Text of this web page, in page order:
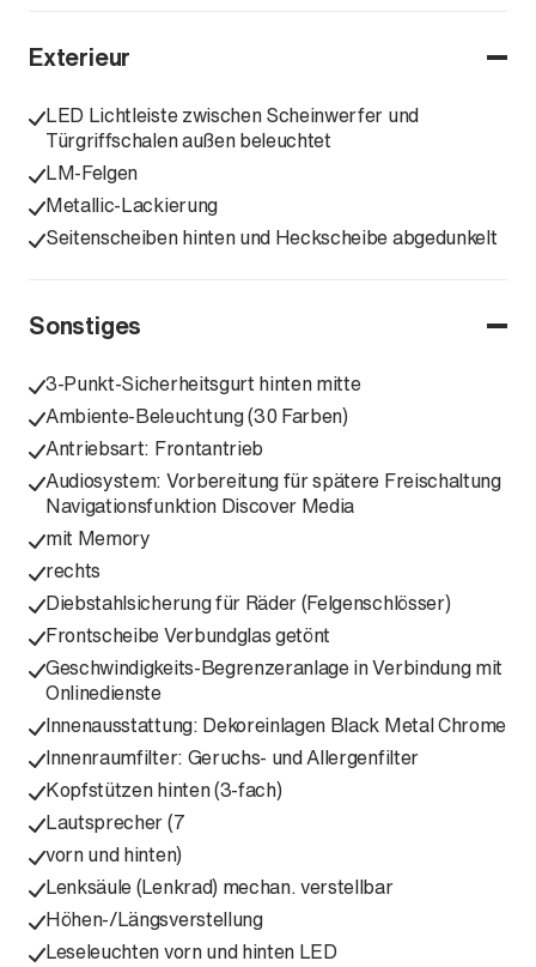
Exterieur
LED Lichtleiste zwischen Scheinwerfer und
Türgriffschalen außen beleuchtet
LM-Felgen
Metallic-Lackierung
Seitenscheiben hinten und Heckscheibe abgedunkelt
Sonstiges
3-Punkt-Sicherheitsgurt hinten mitte
Ambiente-Beleuchtung (30 Farben)
Antriebsart: Frontantrieb
Audiosystem: Vorbereitung für spätere Freischaltung
Navigationsfunktion Discover Media
mit Memory
rechts
Diebstahlsicherung für Räder (Felgenschlösser)
Frontscheibe Verbundglas getönt
Geschwindigkeits-Begrenzeranlage in Verbindung mit
Onlinedienste
Innenausstattung: Dekoreinlagen Black Metal Chrome
Innenraumfilter: Geruchs- und Allergenfilter
Kopfstützen hinten (3-fach)
Lautsprecher (7
vorn und hinten)
Lenksäule (Lenkrad) mechan. verstellbar
Höhen-/Längsverstellung
Leseleuchten vorn und hinten LED